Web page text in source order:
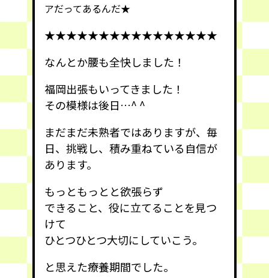
アだってあるんだ★
★★★★★★★★★★★★★★★★
なんとか腰も全快しました！
福岡出張もいってきました！
その模様は後日…^ ^
まだまだ未熟者ではありますが、毎
日、挑戦し、積み重ねている自信が
あります。
もっともっとと欲張らず
できること、役に立てることを見つ
けて
ひとつひとつ大切にしていこう。
と思えた療養期間でした。